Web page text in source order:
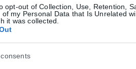
opt-out of Collection, Use, Retention,
of my Personal Data that Is Unrelated
it was collected.
πλήγματα στα οποία σκοτώθηκε ο
σε μάρτυρα, είναι
Ιρανούς να κατακλύζουν τη Δευτέρα